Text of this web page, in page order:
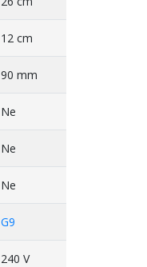
12 cm
90 mm
Ne
Ne
Ne
G9
240 V